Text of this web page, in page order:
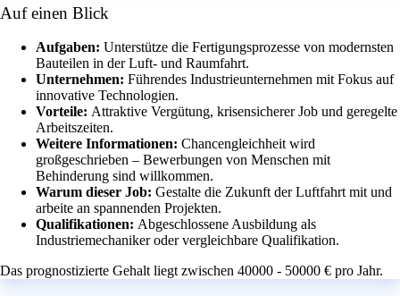
Auf einen Blick
Aufgaben: Unterstütze die Fertigungsprozesse von modernsten
Bauteilen in der Luft- und Raumfahrt.
Unternehmen: Führendes Industrieunternehmen mit Fokus auf
innovative Technologien.
Vorteile: Attraktive Vergütung, krisensicherer Job und geregelte
Arbeitszeiten.
Weitere Informationen: Chancengleichheit wird
großgeschrieben – Bewerbungen von Menschen mit
Behinderung sind willkommen.
Warum dieser Job: Gestalte die Zukunft der Luftfahrt mit und
arbeite an spannenden Projekten.
Qualifikationen: Abgeschlossene Ausbildung als
Industriemechaniker oder vergleichbare Qualifikation.
Das prognostizierte Gehalt liegt zwischen 40000 - 50000 € pro Jahr.